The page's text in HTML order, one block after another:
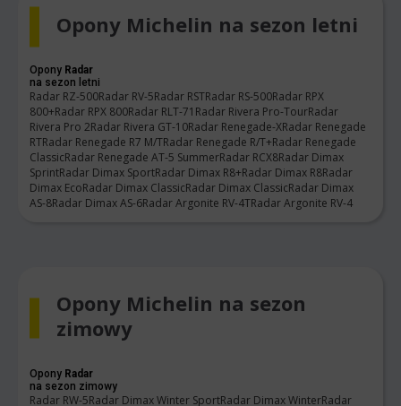
Opony Michelin na sezon letni
Opony Radar
na sezon letni
Radar RZ-500Radar RV-5Radar RSTRadar RS-500Radar RPX
800+Radar RPX 800Radar RLT-71 Radar Rivera Pro-TourRadar
Rivera Pro 2Radar Rivera GT-10Radar Renegade-XRadar Renegade
RTRadar Renegade R7 M/TRadar Renegade R/T+Radar Renegade
ClassicRadar Renegade AT-5 SummerRadar RCX8Radar Dimax
SprintRadar Dimax SportRadar Dimax R8+Radar Dimax R8Radar
Dimax EcoRadar Dimax ClassicRadar Dimax ClassicRadar Dimax
AS-8Radar Dimax AS-6Radar Argonite RV-4TRadar Argonite RV-4
Opony Michelin na sezon
zimowy
Opony Radar
na sezon zimowy
Radar RW-5Radar Dimax Winter SportRadar Dimax WinterRadar